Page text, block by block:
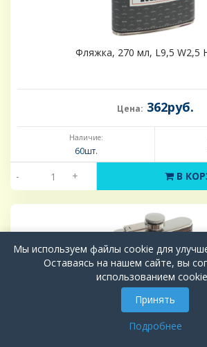
Фляжка, 270 мл, L9,5 W2,5
Цена: 362руб.
Наличие:
60шт.
- + В
Мы используем файлы cookie для
Оставаясь на нашем сайте, вы
использованием
Принять
Подробнее